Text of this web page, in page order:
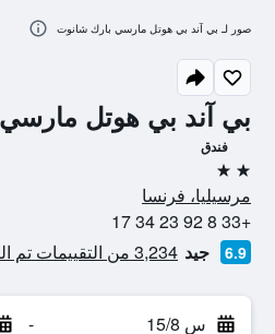
بي آند بي هوتل
فندق
2 نجمتين
مرسيليا، فرنسا
+33 8 92 23 34 17
6.9 جيد 3,234 من التقييمات تم التحقق منها
س 15/8 -
صور لـ بي آند بي هوتل مارسي بارك شانوت